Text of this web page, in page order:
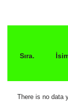
Sıra.
There is no data